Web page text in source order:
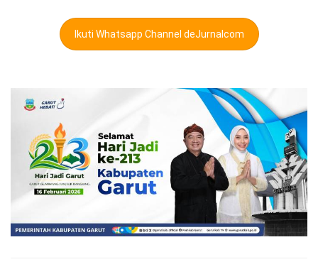
Ikuti Whatsapp Channel deJurnalcom